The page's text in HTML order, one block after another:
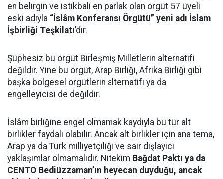
en belirgin ve istikbali en parlak olan örgüt 57 üyeli
eski adıyla “İslâm Konferansı Örgütü” yeni adı İslam
İşbirliği Teşkilatı’dır.
Şüphesiz bu örgüt Birleşmiş Milletlerin alternatifi
değildir. Yine bu örgüt, Arap Birliği, Afrika Birliği gibi
başka bölgesel örgütlerin alternatifi ya da
engelleyicisi de değildir.
İslâm birliğine engel olmamak kaydıyla bu tür alt
birlikler faydalı olabilir. Ancak alt birlikler için ana tema,
Arap ya da Türk milliyetçiliği ve sair dışlayıcı
yaklaşımlar olmamalıdır. Nitekim Bağdat Paktı ya da
CENTO Bediüzzaman’ın heyecan duyduğu, ancak